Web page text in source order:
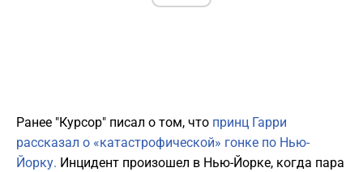
Ранее "Курсор" писал о том, что принц Гарри
рассказал о «катастрофической» гонке по Нью-
Йорку. Инцидент произошел в Нью-Йорке, когда пара